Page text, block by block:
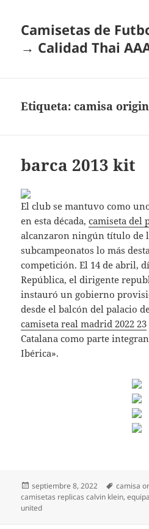
Camisetas de
→ Calidad Thai
Etiqueta:camisa
barca 2013 kit
El club se mantuvo como
en esta década,camiseta del
alcanzaron ningún título de
subcampeonatos lo más
competición. El 14 de abril,
República, el dirigente
instauró un gobierno
desde el balcón del palacio
camiseta real madrid 2022 23
Catalana como parte
Ibérica».
Publicado
el
septiembre 8, 2022 Etiquetas
camisa
camisetas replicas calvin klein,
united